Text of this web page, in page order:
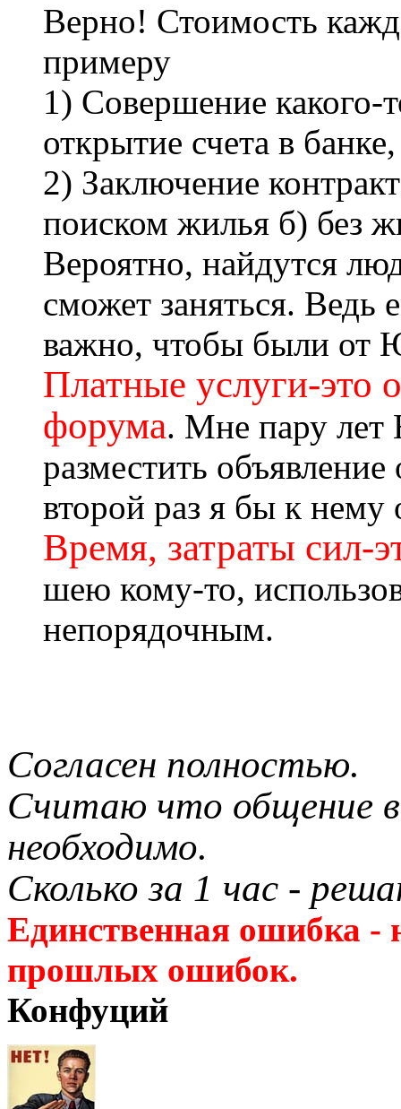
Верно! Стоимость
примеру
1) Совершение какого-
открытие счета в
2) Заключение
поиском жилья б) без
Вероятно, найдутся
сможет заняться. Ведь
важно, чтобы были от
Платные услуги-это
форума. Мне пару лет
разместить
второй раз я бы к нему
Время, затраты сил-
шею кому-то,
непорядочным.
Согласен полностью.
Считаю что общение
необходимо.
Сколько за 1 час -
Единственная ошибка -
прошлых ошибок.
Конфуций